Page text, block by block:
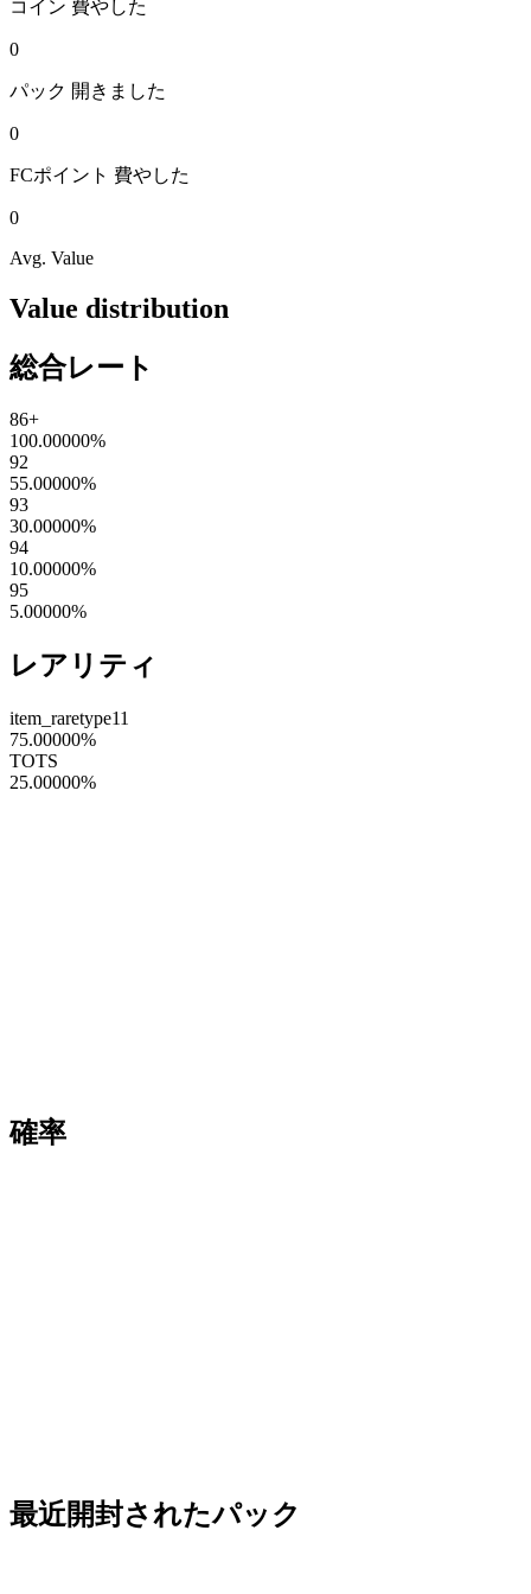
コイン 費やした
0
パック 開きました
0
FCポイント 費やした
0
Avg. Value
Value distribution
総合レート
86+
100.00000%
92
55.00000%
93
30.00000%
94
10.00000%
95
5.00000%
レアリティ
item_raretype11
75.00000%
TOTS
25.00000%
確率
最近開封されたパック